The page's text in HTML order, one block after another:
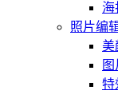
海
照片编
美
特